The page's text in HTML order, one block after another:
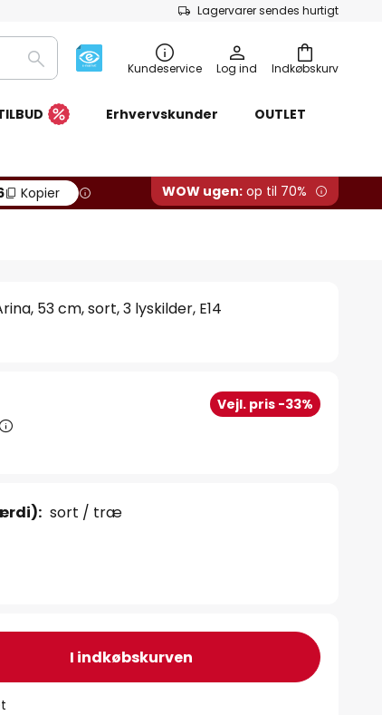
Lagervarer sendes hurtigt
Indkøbskurv
Søg Kundeservice Log ind
Erhvervskunder OUTLET
Kopier WOW ugen: op til 70%
53 cm, sort, 3 lyskilder, E14
Vejl. pris -33%
sort / træ
I indkøbskurven